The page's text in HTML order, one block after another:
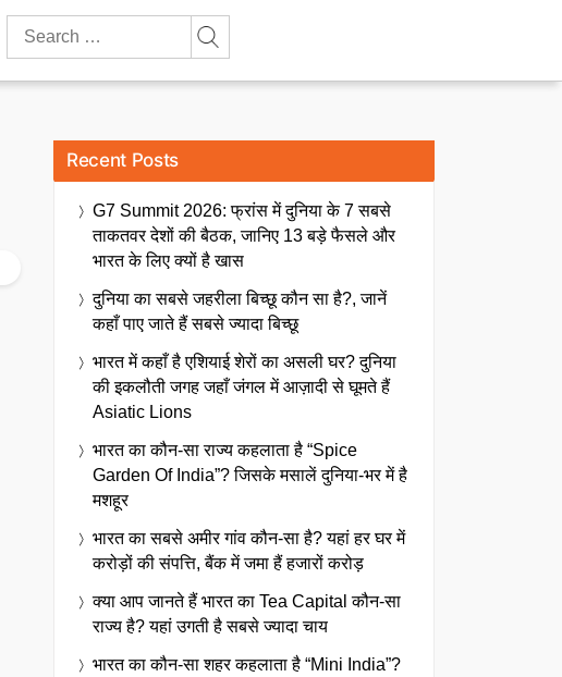
Search
Recent Posts
G7 Summit 2026: फ्रांस में दुनिया के 7 सबसे
ताकतवर देशों की बैठक, जानिए 13 बड़े फैसले और
भारत के लिए क्यों है खास
दुनिया का सबसे जहरीला बिच्छू कौन सा है?, जानें
कहाँ पाए जाते हैं सबसे ज्यादा बिच्छू
भारत में कहाँ है एशियाई शेरों का असली घर? दुनिया
की इकलौती जगह जहाँ जंगल में आज़ादी से घूमते हैं
Asiatic Lions
भारत का कौन-सा राज्य कहलाता है “Spice
Garden Of India”? जिसके मसालें दुनिया-भर में है
मशहूर
भारत का सबसे अमीर गांव कौन-सा है? यहां हर घर में
करोड़ों की संपत्ति, बैंक में जमा हैं हजारों करोड़
क्या आप जानते हैं भारत का Tea Capital कौन-सा
राज्य है? यहां उगती है सबसे ज्यादा चाय
भारत का कौन-सा शहर कहलाता है “Mini India”?